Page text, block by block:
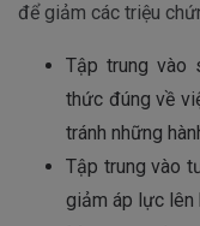
để giảm các triệu
Tập trung vào
thức đúng về
tránh những
Tập trung vào
giảm áp lực lên